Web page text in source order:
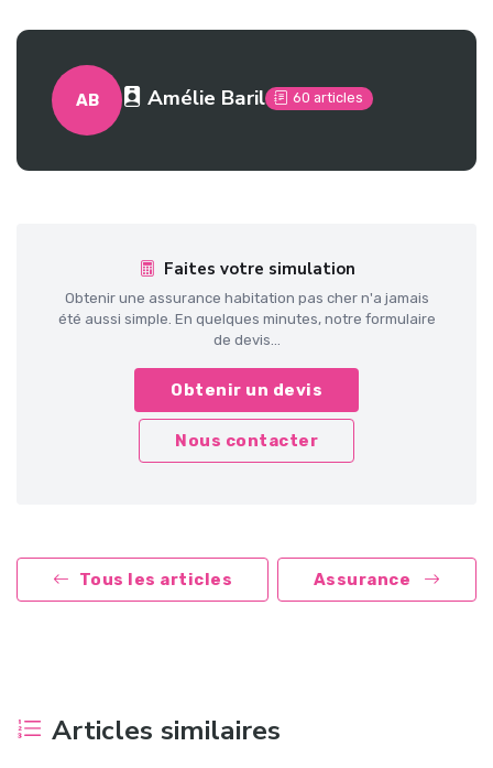
AB Amélie Baril 60 articles
Faites votre simulation
Obtenir une assurance habitation pas cher n'a jamais
été aussi simple. En quelques minutes, notre formulaire
de devis...
Obtenir un devis
Nous contacter
Tous les articles Assurance
Articles similaires